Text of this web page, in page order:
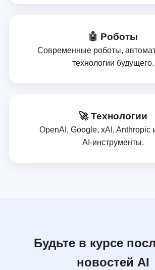
🤖 Роботы
Современные роботы,
технологии будущего.
🚀 Технологии
OpenAI, Google, xAI, Anthropic
AI‑инструменты.
Будьте в курсе
новостей AI